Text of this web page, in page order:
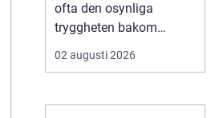
ofta den osynliga
tryggheten bakom
många kommuners,
privata vårdgivares och
När ordinarie
02 augusti 2026